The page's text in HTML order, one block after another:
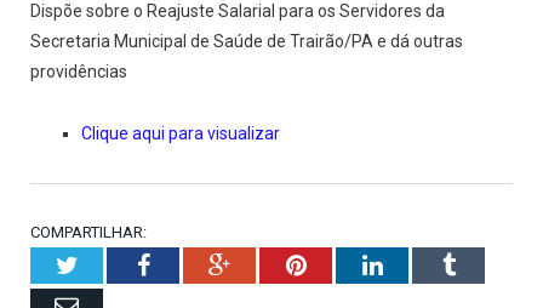
Dispõe sobre o Reajuste Salarial para os Servidores da
Secretaria Municipal de Saúde de Trairão/PA e dá outras
providências
Clique aqui para visualizar
COMPARTILHAR:
TwitterFacebookGoogle+PinterestLinkedInTumblr